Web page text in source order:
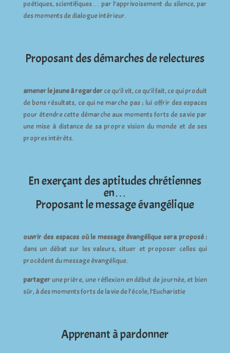
poétiques, scientifiques… par l’apprivoisement du silence, par
des moments de dialogue intérieur.
Proposant des démarches de relectures
amener le jeune à regarderce qu’il vit, ce qu’il fait, ce qui produit
de bons résultats, ce qui ne marche pas ; lui offrir des espaces
pour étendre cette démarche aux moments forts de sa vie par
une mise à distance de sa propre vision du monde et de ses
propres intérêts.
En exerçant des aptitudes chrétiennes
en…
Proposant le message évangélique
ouvrir des espaces où le message évangélique sera proposé :
dans un débat sur les valeurs, situer et proposer celles qui
procèdent du message évangélique.
partager une prière, une réflexion en début de journée, et bien
sûr, à des moments forts de la vie de l’école, l’Eucharistie
Apprenant à pardonner